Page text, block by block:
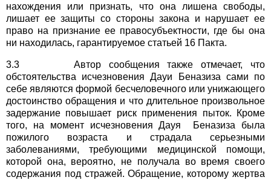
нахождения или признать, что она лишена свободы,
лишает ее защиты со стороны закона и нарушает ее
право на признание ее правосубъектности, где бы она
ни находилась, гарантируемое статьей 16 Пакта.
3.3 Автор сообщения также отмечает, что
обстоятельства исчезновения Дауи Беназиза сами по
себе являются формой бесчеловечного или унижающего
достоинство обращения и что длительное произвольное
задержание повышает риск применения пыток. Кроме
того, на момент исчезновения Дауя Беназиза была
пожилого возраста и страдала серьезными
заболеваниями, требующими медицинской помощи,
которой она, вероятно, не получала во время своего
содержания под стражей. Обращение, которому жертва